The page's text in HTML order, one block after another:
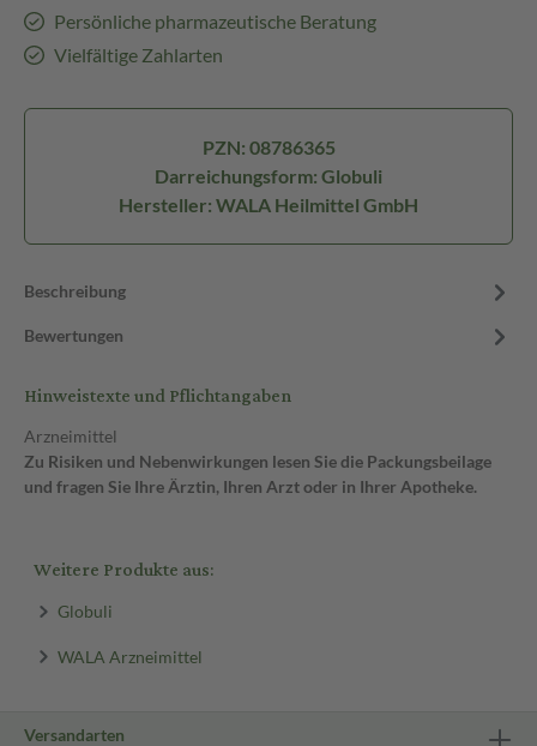
Persönliche pharmazeutische Beratung
Vielfältige Zahlarten
PZN: 08786365
Darreichungsform: Globuli
Hersteller: WALA Heilmittel GmbH
Beschreibung
Bewertungen
Hinweistexte und Pflichtangaben
Arzneimittel
Zu Risiken und Nebenwirkungen lesen Sie die Packungsbeilage
und fragen Sie Ihre Ärztin, Ihren Arzt oder in Ihrer Apotheke.
Weitere Produkte aus:
Globuli
WALA Arzneimittel
Versandarten